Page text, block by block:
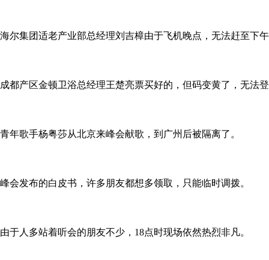
海尔集团适老产业部总经理刘吉樟由于飞机晚点，无法赶至下
成都产区金顿卫浴总经理王楚亮票买好的，但码变黄了，无法
青年歌手杨粤莎从北京来峰会献歌，到广州后被隔离了。
峰会发布的白皮书，许多朋友都想多领取，只能临时调拨。
由于人多站着听会的朋友不少，18点时现场依然热烈非凡。